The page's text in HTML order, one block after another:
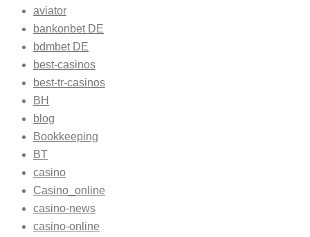
aviator
bankonbet DE
bdmbet DE
best-casinos
best-tr-casinos
BH
blog
Bookkeeping
BT
casino
Casino_online
casino-news
casino-online